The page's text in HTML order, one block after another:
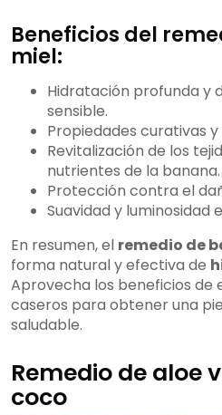
Beneficios del
miel:
Hidratación profunda y
sensible.
Propiedades curativas
Revitalización de los
nutrientes de la banana.
Protección contra el
Suavidad y luminosidad
En resumen, el remedio de
forma natural y efectiva de
Aprovecha los beneficios de
caseros para obtener una
saludable.
Remedio de aloe
coco